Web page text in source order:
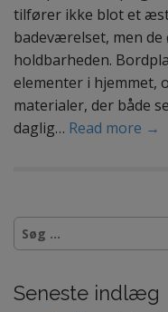
tilfører ikke blot et
badeværelset, men
holdbarheden.
elementer i hjemmet,
materialer, der både
daglig… Read more →
S
f
Seneste indlæg